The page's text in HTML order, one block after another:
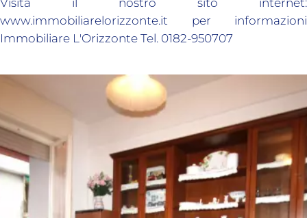
Visita il nostro sito internet:
www.immobiliarelorizzonte.it per informazioni
Immobiliare L'Orizzonte Tel. 0182-950707